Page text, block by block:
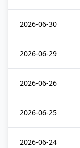
2026-06-30
2026-06-29
2026-06-26
2026-06-25
2026-06-24